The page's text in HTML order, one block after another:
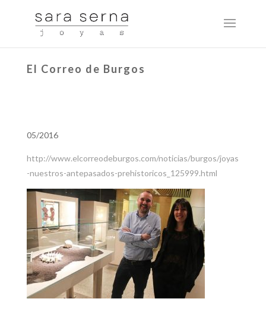
El Correo de Burgos
05/2016
http://www.elcorreodeburgos.com/noticias/burgos/joyas
-nuestros-antepasados-prehistoricos_125999.html